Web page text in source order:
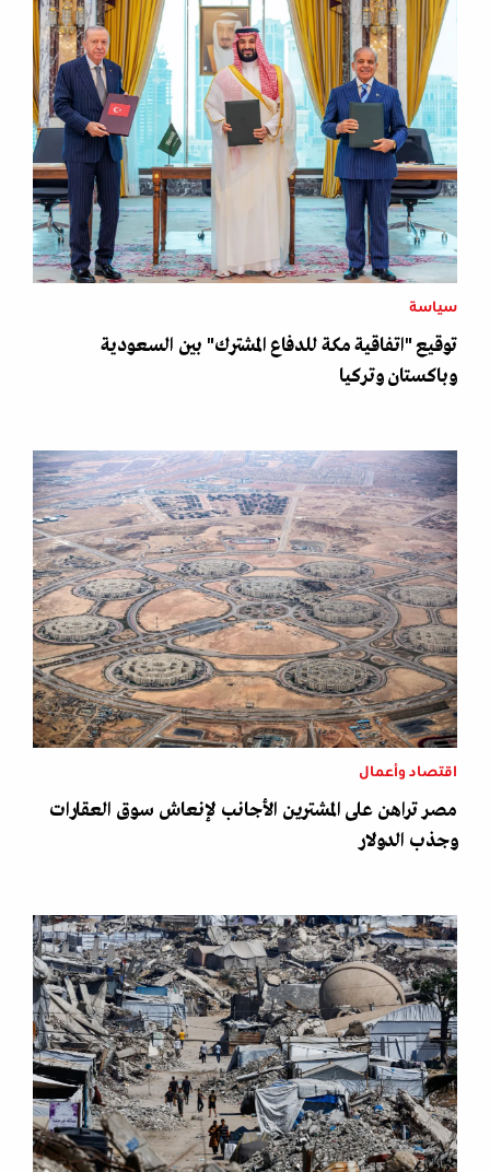
سياسة
توقيع "اتفاقية مكة للدفاع المشترك" بين السعودية
وباكستان وتركيا
اقتصاد وأعمال
مصر تراهن على المشترين الأجانب لإنعاش سوق العقارات
وجذب الدولار